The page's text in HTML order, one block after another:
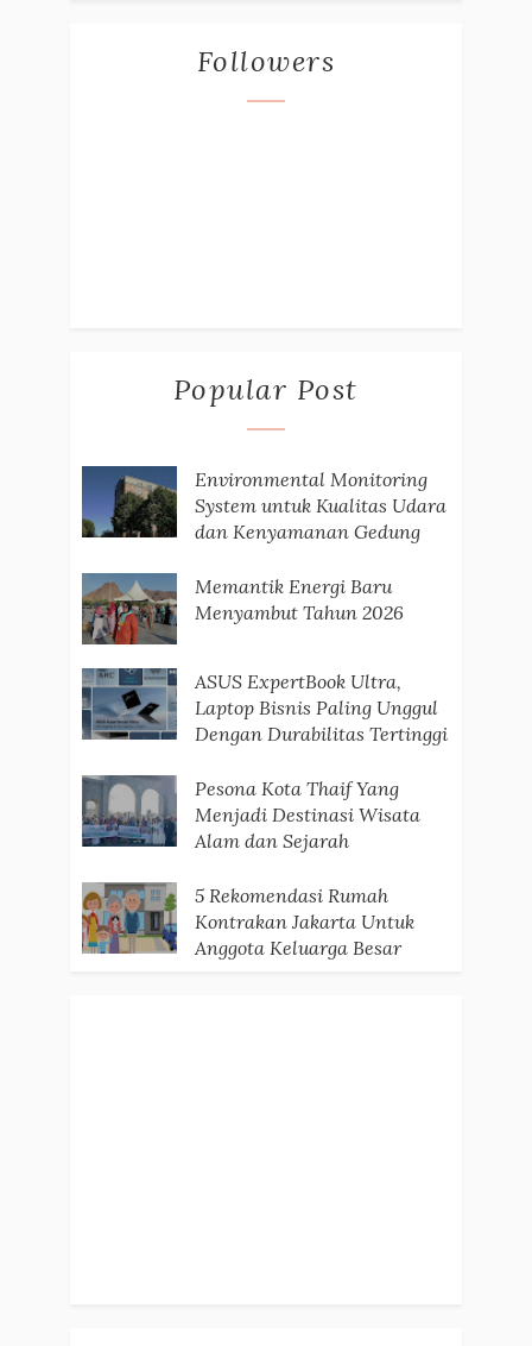
Followers
Popular Post
Environmental Monitoring
System untuk Kualitas Udara
dan Kenyamanan Gedung
Memantik Energi Baru
Menyambut Tahun 2026
ASUS ExpertBook Ultra,
Laptop Bisnis Paling Unggul
Dengan Durabilitas Tertinggi
Pesona Kota Thaif Yang
Menjadi Destinasi Wisata
Alam dan Sejarah
5 Rekomendasi Rumah
Kontrakan Jakarta Untuk
Anggota Keluarga Besar